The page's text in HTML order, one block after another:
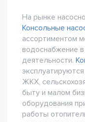
На рынке
Консольные
ассортиментом
водоснабжение
деятельности.
ЖКХ,
быту и малом
оборудования
работы